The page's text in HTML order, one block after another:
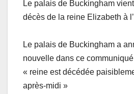
Le palais de Buckingham
décès de la reine Elizabeth à
Le palais de Buckingham a
nouvelle dans ce
« reine est décédée
après-midi »